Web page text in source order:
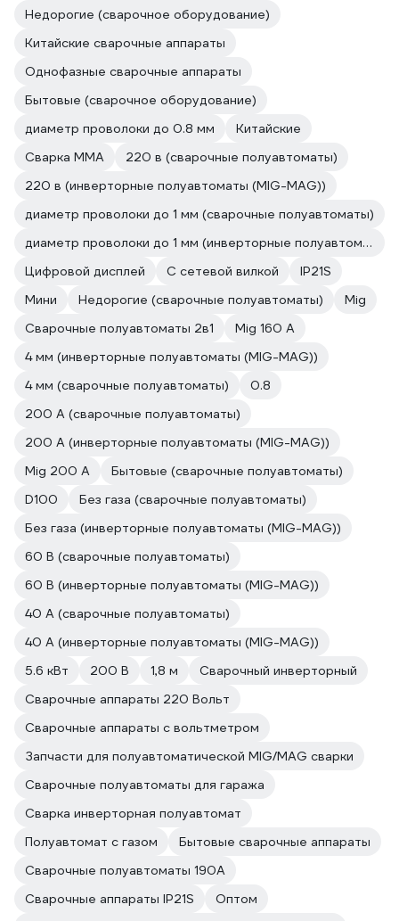
Недорогие (сварочное оборудование)
Китайские сварочные аппараты
Однофазные сварочные аппараты
Бытовые (сварочное оборудование)
диаметр проволоки до 0.8 мм
Китайские
Сварка ММА
220 в (сварочные полуавтоматы)
220 в (инверторные полуавтоматы (MIG-MAG))
диаметр проволоки до 1 мм (сварочные полуавтоматы)
диаметр проволоки до 1 мм (инверторные полуавтоматы (MIG-MAG))
Цифровой дисплей
С сетевой вилкой
IP21S
Мини
Недорогие (сварочные полуавтоматы)
Mig
Сварочные полуавтоматы 2в1
Mig 160 A
4 мм (инверторные полуавтоматы (MIG-MAG))
4 мм (сварочные полуавтоматы)
0.8
200 А (сварочные полуавтоматы)
200 А (инверторные полуавтоматы (MIG-MAG))
Mig 200 A
Бытовые (сварочные полуавтоматы)
D100
Без газа (сварочные полуавтоматы)
Без газа (инверторные полуавтоматы (MIG-MAG))
60 В (сварочные полуавтоматы)
60 В (инверторные полуавтоматы (MIG-MAG))
40 А (сварочные полуавтоматы)
40 А (инверторные полуавтоматы (MIG-MAG))
5.6 кВт
200 В 1,8 м
Сварочный инверторный
Сварочные аппараты 220 Вольт
Сварочные аппараты с вольтметром
Запчасти для полуавтоматической MIG/MAG сварки
Сварочные полуавтоматы для гаража
Сварка инверторная полуавтомат
Полуавтомат с газом
Бытовые сварочные аппараты
Сварочные полуавтоматы 190А
Сварочные аппараты IP21S
Оптом